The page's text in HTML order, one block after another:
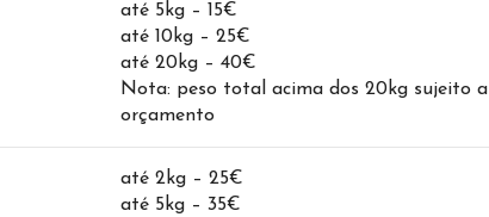
até 5kg – 15€
até 10kg – 25€
até 20kg – 40€
Nota: peso total acima dos 20kg sujeito a
orçamento
até 2kg – 25€
até 5kg – 35€